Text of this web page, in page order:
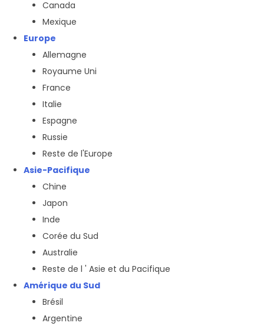
Canada
Mexique
Europe
Allemagne
Royaume Uni
France
Italie
Espagne
Russie
Reste de l'Europe
Asie-Pacifique
Chine
Japon
Inde
Corée du Sud
Australie
Reste de l ' Asie et du Pacifique
Amérique du Sud
Brésil
Argentine